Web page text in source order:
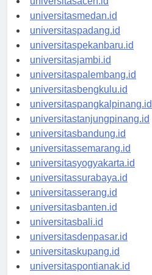
universitasaceh.id
universitasmedan.id
universitaspadang.id
universitaspekanbaru.id
universitasjambi.id
universitaspalembang.id
universitasbengkulu.id
universitaspangkalpinang.id
universitastanjungpinang.id
universitasbandung.id
universitassemarang.id
universitasyogyakarta.id
universitassurabaya.id
universitasserang.id
universitasbanten.id
universitasbali.id
universitasdenpasar.id
universitaskupang.id